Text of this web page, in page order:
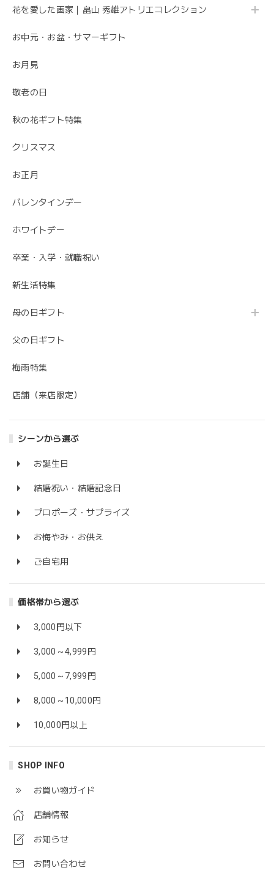
花を愛した画家｜畠山 秀雄アトリエコレクション
お中元・お盆・サマーギフト
お月見
敬老の日
秋の花ギフト特集
クリスマス
お正月
バレンタインデー
ホワイトデー
卒業・入学・就職祝い
新生活特集
母の日ギフト
父の日ギフト
梅雨特集
店舗（来店限定）
シーンから選ぶ
お誕生日
結婚祝い・結婚記念日
プロポーズ・サプライズ
お悔やみ・お供え
ご自宅用
価格帯から選ぶ
3,000円以下
3,000～4,999円
5,000～7,999円
8,000～10,000円
10,000円以上
SHOP INFO
お買い物ガイド
店舗情報
お知らせ
お問い合わせ
2020/05/11
先方さんがお洒落なお花だと喜んでくれました。 ありがと